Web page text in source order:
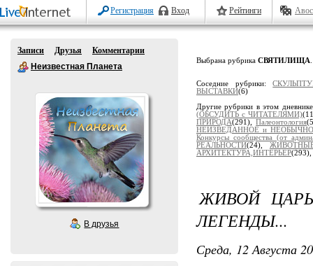
Регистрация Вход Рейтинги
Записи Друзья
Комментарии
Неизвестная Планета
В друзья
Выбрана рубрика СВЯТИЛИЩА
Соседние рубрики:
ВЫСТАВКИ(6)
Другие рубрики в этом
(ОБСУДИТЬ с ЧИТАТЕЛЯМИ)
ПРИРОДА(291),Палеонтология
НЕИЗВЕДАННОЕ и
Конкурсы сообщества (от
РЕАЛЬНОСТИ(24),
АРХИТЕКТУРА,ИНТЕРЬЕР(293),
ЖИВОЙ
ЛЕГЕНДЫ...
Среда, 12 Августа